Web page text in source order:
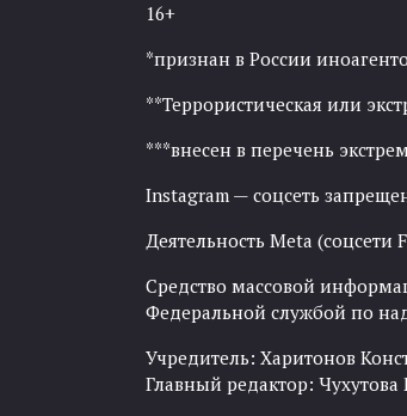
16+
*признан в России
**Террористическая или
***внесен в перечень
Instagram — соцсеть
Деятельность Meta (соцсети
Средство массовой
Федеральной службой по
Учредитель: Харитонов
Главный редактор: